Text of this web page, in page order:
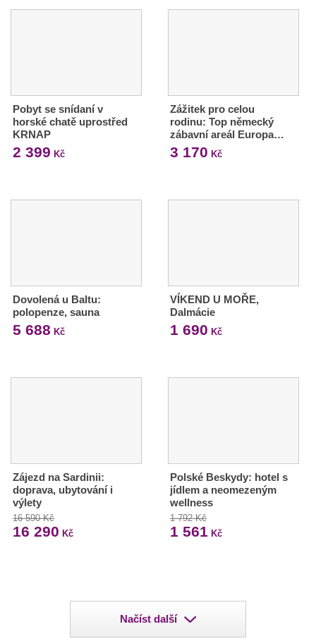
Pobyt se snídaní v
horské chatě uprostřed
KRNAP
2 399 Kč
Zážitek pro celou
rodinu: Top německý
zábavní areál Europa…
3 170 Kč
Dovolená u Baltu:
polopenze, sauna
5 688 Kč
VÍKEND U MOŘE,
Dalmácie
1 690 Kč
Zájezd na Sardinii:
doprava, ubytování i
výlety
16 590 Kč
16 290 Kč
Polské Beskydy: hotel s
jídlem a neomezeným
wellness
1 792 Kč
1 561 Kč
Načíst další